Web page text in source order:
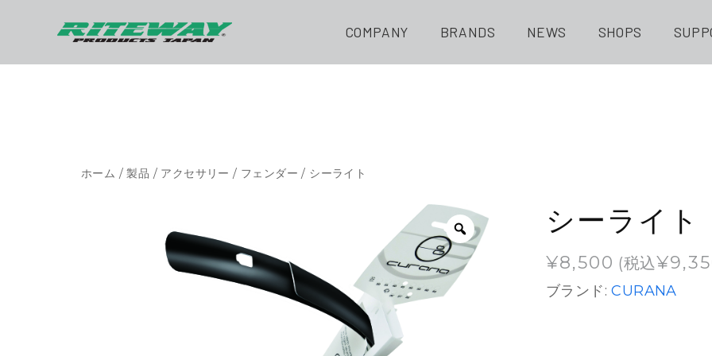
COMPANY BRANDS NEWS SHOPS
ホーム /製品 / アクセサリー / フェンダー / シーライト
シーライト
¥8,500 (税込¥
ブランド:CURANA